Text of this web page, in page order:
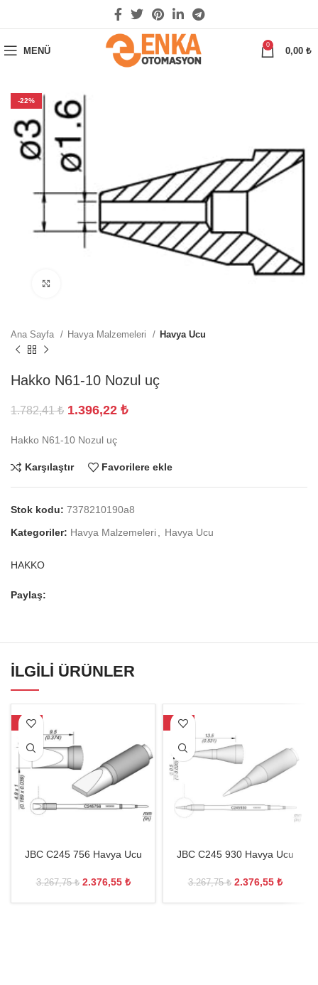
MENÜ
0
0,00 ₺
-22%
Ana Sayfa Havya Malzemeleri Havya Ucu
Hakko N61-10 Nozul uç
1.782,41₺ 1.396,22 ₺
Hakko N61-10 Nozul uç
Karşılaştır Favorilere ekle
Stok kodu: 7378210190a8
Kategoriler: Havya Malzemeleri Havya Ucu
HAKKO
Paylaş:
İLGILI ÜRÜNLER
-27%
JBC C245 756 Havya Ucu
3.267,75₺ 2.376,55 ₺
-27%
JBC C245 930 Havya Ucu
3.267,75₺ 2.376,55 ₺